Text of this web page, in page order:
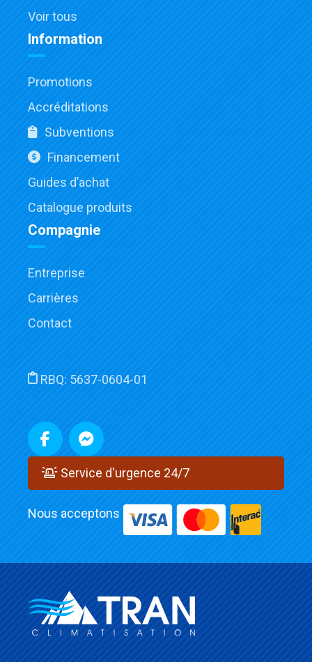
Voir tous
Information
Promotions
Accréditations
Subventions
Financement
Guides d’achat
Catalogue produits
Compagnie
Entreprise
Carrières
Contact
RBQ: 5637-0604-01
Service d'urgence 24/7
Nous acceptons